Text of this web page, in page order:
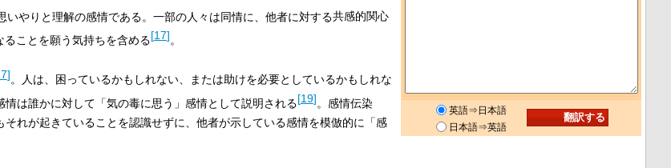
いやりと理解の感情である。一部の人々は同情に、他者に対する共感的関心
ことを願う気持ちを含める[17]。
]。人は、困っているかもしれない、または助けを必要としているかもしれな
は誰かに対して「気の毒に思う」感情として説明される[19]。感情伝染
それが起きていることを認識せずに、他者が示している感情を模倣的に「感
英語⇒日本語
日本語⇒英語